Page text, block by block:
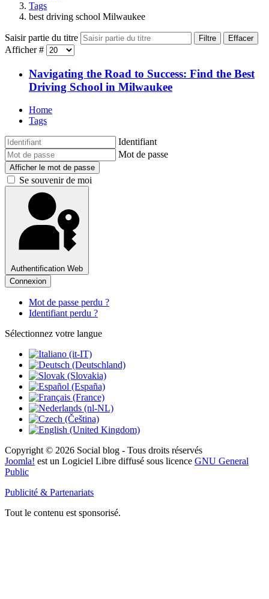
Tags
best driving school Milwaukee
Saisir partie du titre Filtre Effacer
Afficher #
Navigating the Road to Success: Find the Best
Driving School in Milwaukee
Home
Tags
Identifiant
Mot de passe
Afficher le mot de passe
Se souvenir de moi
Authentification Web
Connexion
Mot de passe perdu ?
Identifiant perdu ?
Sélectionnez votre langue
Copyright © 2026 Social blog - Tous droits réservés
Joomla! est un Logiciel Libre diffusé sous licence GNU General
Public
Publicité & Partenariats
Tout le contenu est sponsorisé.